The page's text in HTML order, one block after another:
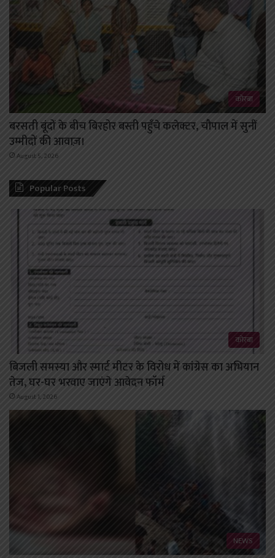
कोरबा
बरसती बूंदों के बीच बिरहोर बस्ती पहुँचे कलेक्टर, चौपाल में सुनीं
उम्मीदों की आवाज़।
August 5, 2026
Popular Posts
कोरबा
बिजली समस्या और स्मार्ट मीटर के विरोध में कांग्रेस का अभियान
तेज, घर-घर भरवाए जाएंगे आवेदन फॉर्म
August 1, 2026
NEWS